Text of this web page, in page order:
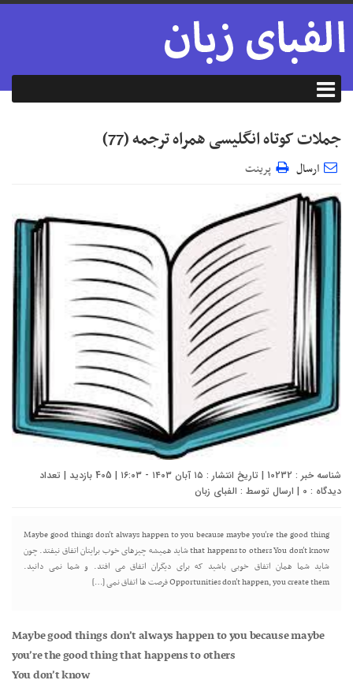
جملات کوتاه انگلیسی همراه ترجمه (77)
ارسال پرینت
شناسه خبر : 10232 | تاریخ انتشار : ۱۵ آبان ۱۴۰۳ - ۱۶:۰۳ | 405 بازدید | تعداد
دیدگاه : 0 | ارسال توسط : الفبای زبان
Maybe good things don’t always happen to you because maybe you’re the good thing
that happens to others You don’t know شاید همیشه چیزهای خوب برایتان اتفاق نیفتد. چون
شاید شما همان اتفاق خوبی باشید که برای دیگران اتفاق می افتد. و شما نمی دانید.
Opportunities don’t happen, you create them فرصت ها اتفاق نمی […]
Maybe good things don’t always happen to you because maybe
you’re the good thing that happens to others
You don’t know